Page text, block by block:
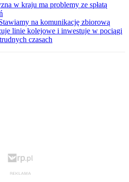
w kraju ma problemy ze spłatą
na komunikację zbiorową
linie kolejowe i inwestuje w pociągi
czasach